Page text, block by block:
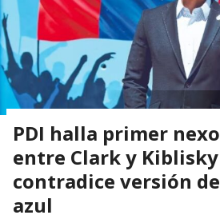
PDI halla primer
entre Clark y Kiblisky
contradice versión
azul